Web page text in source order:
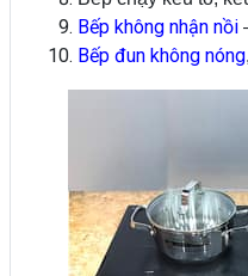
Bếp không nhận nồi
Bếp đun không nóng